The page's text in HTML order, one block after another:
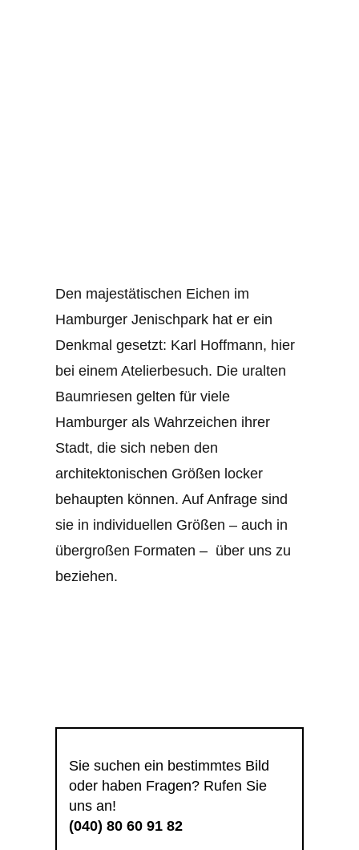
Den majestätischen Eichen im
Hamburger Jenischpark hat er ein
Denkmal gesetzt: Karl Hoffmann, hier
bei einem Atelierbesuch. Die uralten
Baumriesen gelten für viele
Hamburger als Wahrzeichen ihrer
Stadt, die sich neben den
architektonischen Größen locker
behaupten können. Auf Anfrage sind
sie in individuellen Größen – auch in
übergroßen Formaten – über uns zu
beziehen.
Sie suchen ein bestimmtes Bild
oder haben Fragen? Rufen Sie
uns an!
(040) 80 60 91 82